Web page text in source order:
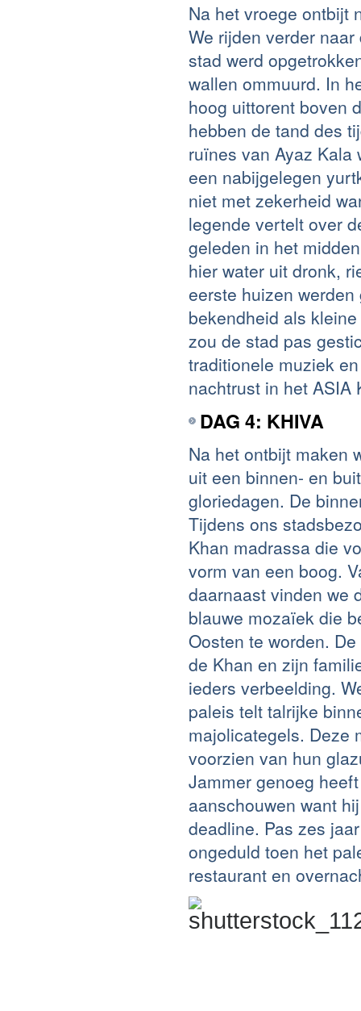
Na het vroege ontbijt
We rijden verder
stad werd
wallen ommuurd. In
hoog uittorent boven
hebben de tand des
ruïnes van Ayaz Kala
een nabijgelegen
niet met zekerheid
legende vertelt over
geleden in het
hier water uit dronk,
eerste huizen
bekendheid als
zou de stad pas
traditionele muziek
nachtrust in het ASIA
DAG 4: KHIVA
Na het ontbijt maken
uit een binnen- en
gloriedagen. De
Tijdens ons
Khan madrassa die
vorm van een boog.
daarnaast vinden we
blauwe mozaïek die
Oosten te worden.
de Khan en zijn
ieders verbeelding.
paleis telt talrijke
majolicategels. Deze
voorzien van hun
Jammer genoeg
aanschouwen want
deadline. Pas zes
ongeduld toen het
restaurant en